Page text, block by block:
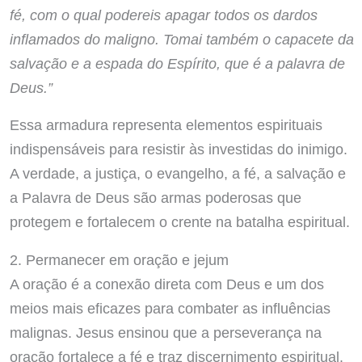
fé, com o qual podereis apagar todos os dardos
inflamados do maligno. Tomai também o capacete da
salvação e a espada do Espírito, que é a palavra de
Deus.”
Essa armadura representa elementos espirituais
indispensáveis para resistir às investidas do inimigo.
A verdade, a justiça, o evangelho, a fé, a salvação e
a Palavra de Deus são armas poderosas que
protegem e fortalecem o crente na batalha espiritual.
2. Permanecer em oração e jejum
A oração é a conexão direta com Deus e um dos
meios mais eficazes para combater as influências
malignas. Jesus ensinou que a perseverança na
oração fortalece a fé e traz discernimento espiritual.